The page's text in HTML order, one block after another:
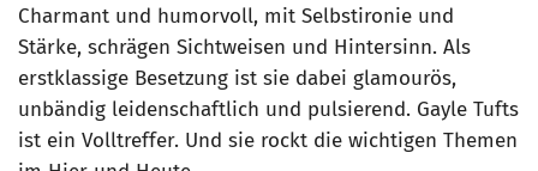
Charmant und humorvoll, mit Selbstironie und
Stärke, schrägen Sichtweisen und Hintersinn. Als
erstklassige Besetzung ist sie dabei glamourös,
unbändig leidenschaftlich und pulsierend. Gayle Tufts
ist ein Volltreffer. Und sie rockt die wichtigen Themen